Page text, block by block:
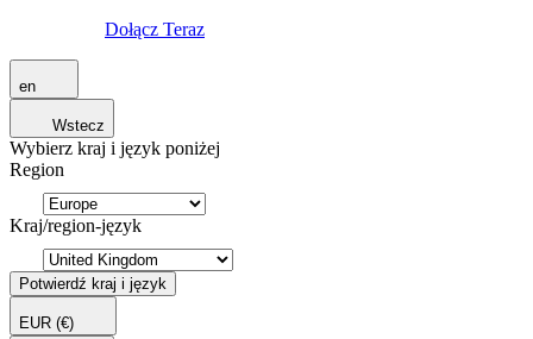
Dołącz Teraz
en
Wstecz
Wybierz kraj i język poniżej
Region
Kraj/region-język
Potwierdź kraj i język
EUR (€)